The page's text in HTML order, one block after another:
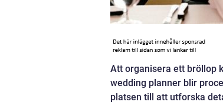
Att organisera ett bröllop
wedding planner blir
platsen till att utforska